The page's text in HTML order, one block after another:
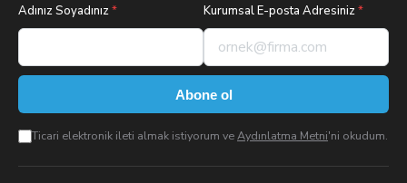
Adınız Soyadınız* Kurumsal E-posta Adresiniz*
Abone ol
Ticari elektronik ileti almak istiyorum veAydınlatma Metni'ni okudum.